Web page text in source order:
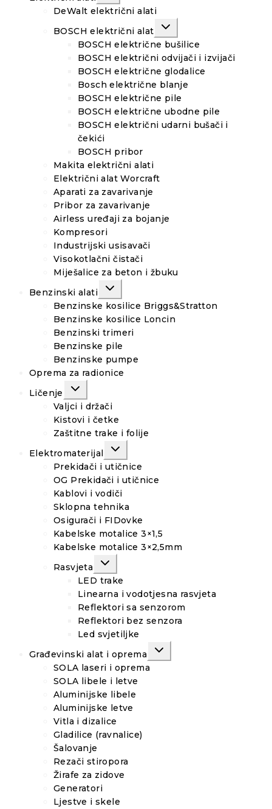
MENU
DeWalt električni alati
BOSCH električni alat
TOGGLE
MENU
BOSCH električne bušilice
BOSCH električni odvijači i izvijači
BOSCH električne glodalice
Bosch električne blanje
BOSCH električne pile
BOSCH električne ubodne pile
BOSCH električni udarni bušači i
čekići
BOSCH pribor
Makita električni alati
Električni alat Worcraft
Aparati za zavarivanje
Pribor za zavarivanje
Airless uređaji za bojanje
Kompresori
Industrijski usisavači
Visokotlačni čistači
Miješalice za beton i žbuku
Benzinski alati
TOGGLE
MENU
Benzinske kosilice Briggs&Stratton
Benzinske kosilice Loncin
Benzinski trimeri
Benzinske pile
Benzinske pumpe
Oprema za radionice
Ličenje
TOGGLE
MENU
Valjci i držači
Kistovi i četke
Zaštitne trake i folije
Elektromaterijal
TOGGLE
MENU
Prekidači i utičnice
OG Prekidači i utičnice
Kablovi i vodiči
Sklopna tehnika
Osigurači i FIDovke
Kabelske motalice 3×1,5
Kabelske motalice 3×2,5mm
Rasvjeta
TOGGLE
MENU
LED trake
Linearna i vodotjesna rasvjeta
Reflektori sa senzorom
Reflektori bez senzora
Led svjetiljke
Građevinski alat i oprema
TOGGLE
SOLA laseri i oprema
SOLA libele i letve
Aluminijske libele
Aluminijske letve
Vitla i dizalice
Gladilice (ravnalice)
Šalovanje
Rezači stiropora
Žirafe za zidove
Generatori
Ljestve i skele